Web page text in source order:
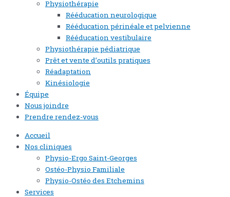
Physiothérapie
Rééducation neurologique
Rééducation périnéale et pelvienne
Rééducation vestibulaire
Physiothérapie pédiatrique
Prêt et vente d’outils pratiques
Réadaptation
Kinésiologie
Équipe
Nous joindre
Prendre rendez-vous
Accueil
Nos cliniques
Physio-Ergo Saint-Georges
Ostéo-Physio Familiale
Physio-Ostéo des Etchemins
Services